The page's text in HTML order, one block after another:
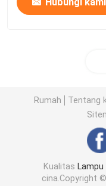
Rumah Tentang
Kualitas
cina.Copyright